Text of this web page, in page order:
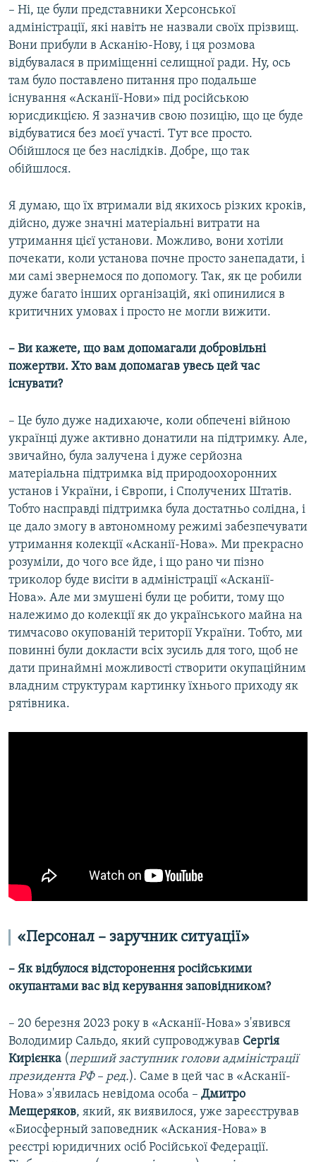
– Ні, це були представники Херсонської
адміністрації, які навіть не назвали своїх прізвищ.
Вони прибули в Асканію-Нову, і ця розмова
відбувалася в приміщенні селищної ради. Ну, ось
там було поставлено питання про подальше
існування «Асканії-Нови» під російською
юрисдикцією. Я зазначив свою позицію, що це буде
відбуватися без моєї участі. Тут все просто.
Обійшлося це без наслідків. Добре, що так
обійшлося.
Я думаю, що їх втримали від якихось різких кроків,
дійсно, дуже значні матеріальні витрати на
утримання цієї установи. Можливо, вони хотіли
почекати, коли установа почне просто занепадати, і
ми самі звернемося по допомогу. Так, як це робили
дуже багато інших організацій, які опинилися в
критичних умовах і просто не могли вижити.
– Ви кажете, що вам допомагали добровільні
пожертви. Хто вам допомагав увесь цей час
існувати?
– Це було дуже надихаюче, коли обпечені війною
українці дуже активно донатили на підтримку. Але,
звичайно, була залучена і дуже серйозна
матеріальна підтримка від природоохоронних
установ і України, і Європи, і Сполучених Штатів.
Тобто насправді підтримка була достатньо солідна, і
це дало змогу в автономному режимі забезпечувати
утримання колекції «Асканії-Нова». Ми прекрасно
розуміли, до чого все йде, і що рано чи пізно
триколор буде висіти в адміністрації «Асканії-
Нова». Але ми змушені були це робити, тому що
належимо до колекції як до українського майна на
тимчасово окупованій території України. Тобто, ми
повинні були докласти всіх зусиль для того, щоб не
дати принаймні можливості створити окупаційним
владним структурам картинку їхнього приходу як
рятівника.
«Персонал – заручник ситуації»
– Як відбулося відсторонення російськими
окупантами вас від керування заповідником?
– 20 березня 2023 року в «Асканії-Нова» з'явився
Володимир Сальдо, який супроводжував Сергія
Кирієнка (перший заступник голови адміністрації
президента РФ – ред.). Саме в цей час в «Асканії-
Нова» з'явилась невідома особа – Дмитро
Мещеряков, який, як виявилося, уже зареєстрував
«Биосферный заповедник «Аскания-Нова» в
реєстрі юридичних осіб Російської Федерації.